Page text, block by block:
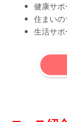
健康サポ
住まいの
生活サポ